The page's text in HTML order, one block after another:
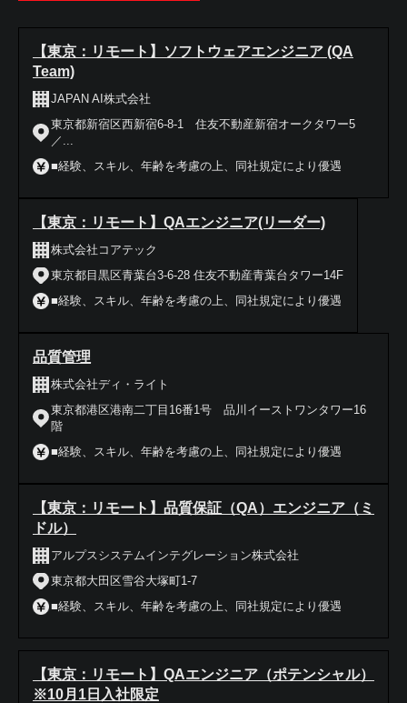
【東京：リモート】ソフトウェアエンジニア (QA
Team)
JAPAN AI株式会社
東京都新宿区西新宿6-8-1 住友不動産新宿オークタワー5
／...
■経験、スキル、年齢を考慮の上、同社規定により優遇
【東京：リモート】QAエンジニア(リーダー)
株式会社コアテック
東京都目黒区青葉台3-6-28 住友不動産青葉台タワー14F
■経験、スキル、年齢を考慮の上、同社規定により優遇
品質管理
株式会社ディ・ライト
東京都港区港南二丁目16番1号 品川イーストワンタワー16
階
■経験、スキル、年齢を考慮の上、同社規定により優遇
【東京：リモート】品質保証（QA）エンジニア（ミ
ドル）
アルプスシステムインテグレーション株式会社
東京都大田区雪谷大塚町1-7
■経験、スキル、年齢を考慮の上、同社規定により優遇
【東京：リモート】QAエンジニア（ポテンシャル）
※10月1日入社限定